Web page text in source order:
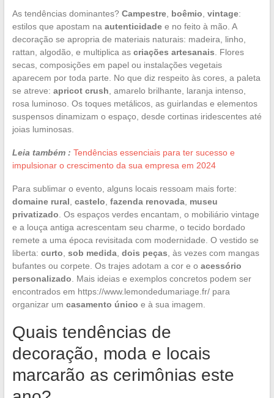
As tendências dominantes? Campestre, boêmio vintage:
estilos que apostam na autenticidadee no feito à mão. A
decoração se apropria de materiais naturais: madeira, linho,
rattan, algodão, e multiplica as criações artesanais . Flores
secas, composições em papel ou instalações vegetais
aparecem por toda parte. No que diz respeito às cores, a paleta
se atreve: apricot crush , amarelo brilhante, laranja intenso,
rosa luminoso. Os toques metálicos, as guirlandas e elementos
suspensos dinamizam o espaço, desde cortinas iridescentes até
joias luminosas.
Leia também : Tendências essenciais para ter sucesso e
impulsionar o crescimento da sua empresa em 2024
Para sublimar o evento, alguns locais ressoam mais forte:
domaine rural castelo fazenda renovada, museu
privatizado . Os espaços verdes encantam, o mobiliário vintage
e a louça antiga acrescentam seu charme, o tecido bordado
remete a uma época revisitada com modernidade. O vestido se
liberta: curto sob medida, dois peças , às vezes com mangas
bufantes ou corpete. Os trajes adotam a cor e o acessório
personalizado . Mais ideias e exemplos concretos podem ser
encontrados em https://www.lemondedumariage.fr/ para
organizar um casamento único e à sua imagem.
Quais tendências de
decoração, moda e locais
marcarão as cerimônias este